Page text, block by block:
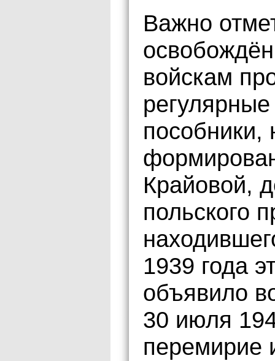
Важно
войскам
пособники,
Крайовой,
польского
1939 года
объявило
30 июля
перемирие